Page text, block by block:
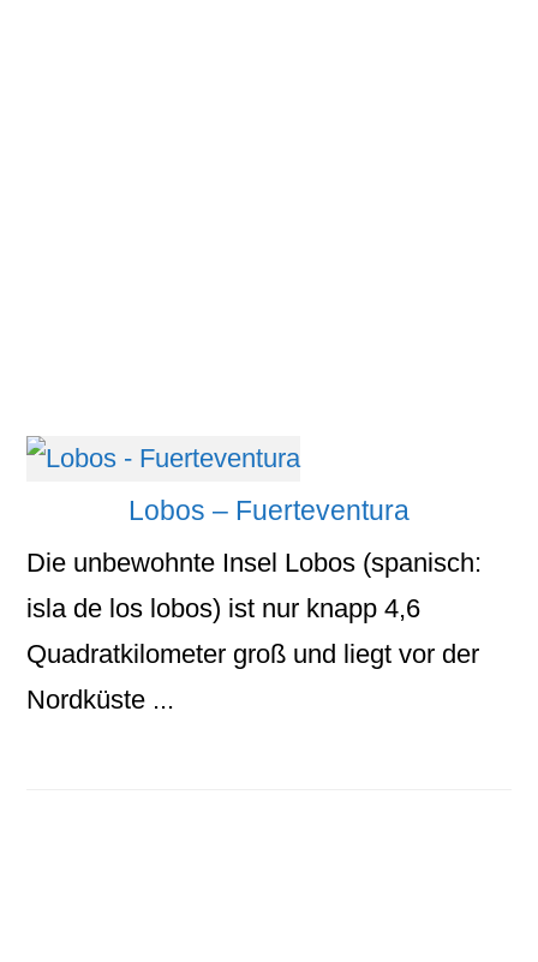
Lobos – Fuerteventura
Die unbewohnte Insel Lobos (spanisch:
isla de los lobos) ist nur knapp 4,6
Quadratkilometer groß und liegt vor der
Nordküste ...